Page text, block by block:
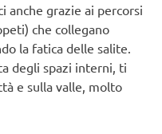
anche grazie ai percorsi
che collegano
la fatica delle salite.
degli spazi interni, ti
e sulla valle, molto